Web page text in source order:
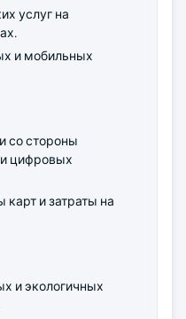
услуг на
и мобильных
со стороны
цифровых
и затраты на
и экологичных